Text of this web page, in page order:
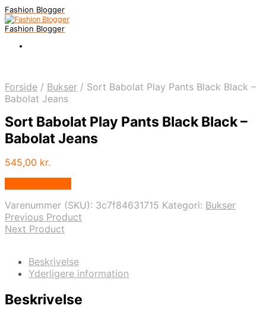
Fashion Blogger
Fashion Blogger
Forside / Bukser / Sort Babolat Play Pants Black Black –
Babolat Jeans
Sort Babolat Play Pants Black Black –
Babolat Jeans
545,00 kr.
Varenummer (SKU): 3c7f84631715 Kategori: Bukser
Previous Product
Next Product
Beskrivelse
Yderligere information
Beskrivelse